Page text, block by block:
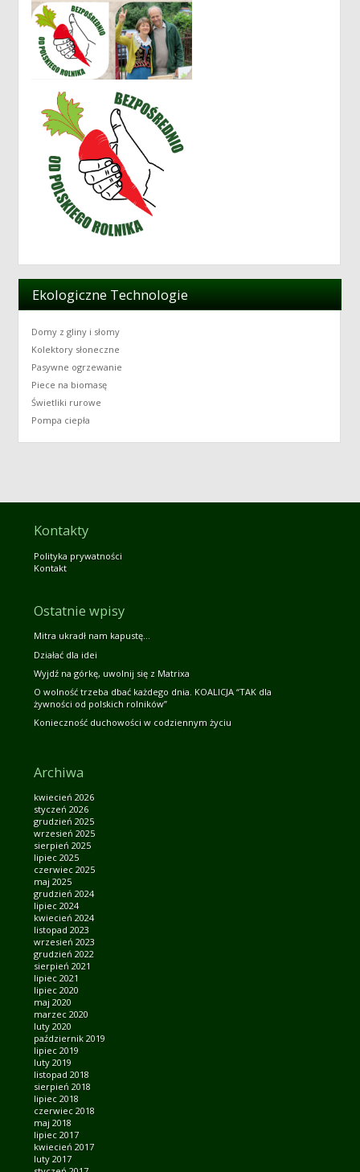
Ekologiczne Technologie
Domy z gliny i słomy
Kolektory słoneczne
Pasywne ogrzewanie
Piece na biomasę
Świetliki rurowe
Pompa ciepła
Kontakty
Polityka prywatności
Kontakt
Ostatnie wpisy
Mitra ukradł nam kapustę…
Działać dla idei
Wyjdź na górkę, uwolnij się z Matrixa
O wolność trzeba dbać każdego dnia. KOALICJA “TAK dla
żywności od polskich rolników”
Konieczność duchowości w codziennym życiu
Archiwa
kwiecień 2026
styczeń 2026
grudzień 2025
wrzesień 2025
sierpień 2025
lipiec 2025
czerwiec 2025
maj 2025
grudzień 2024
lipiec 2024
kwiecień 2024
listopad 2023
wrzesień 2023
grudzień 2022
sierpień 2021
lipiec 2021
lipiec 2020
maj 2020
marzec 2020
luty 2020
październik 2019
lipiec 2019
luty 2019
listopad 2018
sierpień 2018
lipiec 2018
czerwiec 2018
maj 2018
lipiec 2017
kwiecień 2017
luty 2017